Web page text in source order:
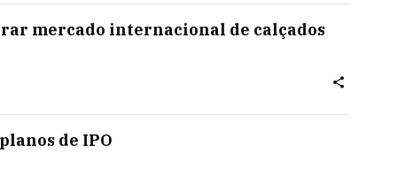
mercado internacional de calçados
de IPO